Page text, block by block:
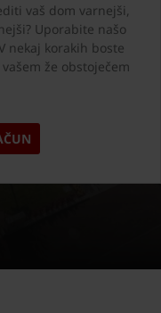
vaš dom varnejši,
Uporabite našo
nekaj korakih boste
že obstoječem